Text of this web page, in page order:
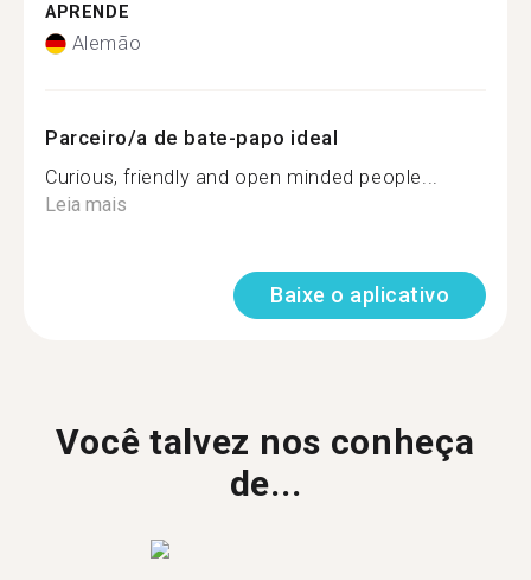
APRENDE
Alemão
Parceiro/a de bate-papo ideal
Curious, friendly and open minded people...
Leia mais
Baixe o aplicativo
Você talvez nos conheça
de...